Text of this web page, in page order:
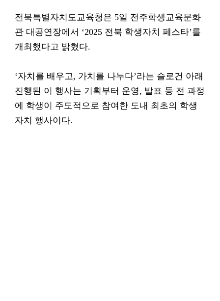
전북특별자치도교육청은 5일 전주학생교육문화
관 대공연장에서 ‘2025 전북 학생자치 페스타’를
개최했다고 밝혔다.
‘자치를 배우고, 가치를 나누다’라는 슬로건 아래
진행된 이 행사는 기획부터 운영, 발표 등 전 과정
에 학생이 주도적으로 참여한 도내 최초의 학생
자치 행사이다.